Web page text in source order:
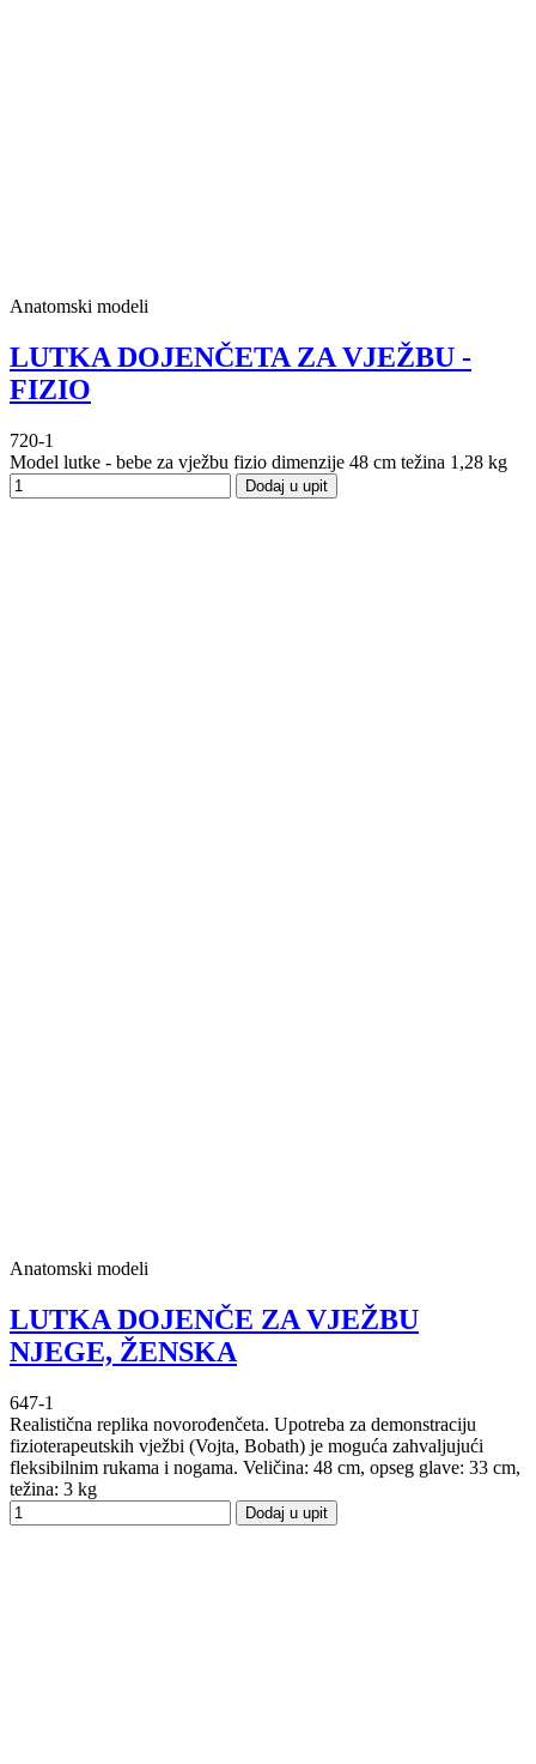
Anatomski modeli
LUTKA DOJENČETA ZA VJEŽBU -
FIZIO
720-1
Model lutke - bebe za vježbu fizio dimenzije 48 cm težina 1,28 kg
Dodaj u upit
Anatomski modeli
LUTKA DOJENČE ZA VJEŽBU
NJEGE, ŽENSKA
647-1
Realistična replika novorođenčeta. Upotreba za demonstraciju
fizioterapeutskih vježbi (Vojta, Bobath) je moguća zahvaljujući
fleksibilnim rukama i nogama. Veličina: 48 cm, opseg glave: 33 cm,
težina: 3 kg
Dodaj u upit